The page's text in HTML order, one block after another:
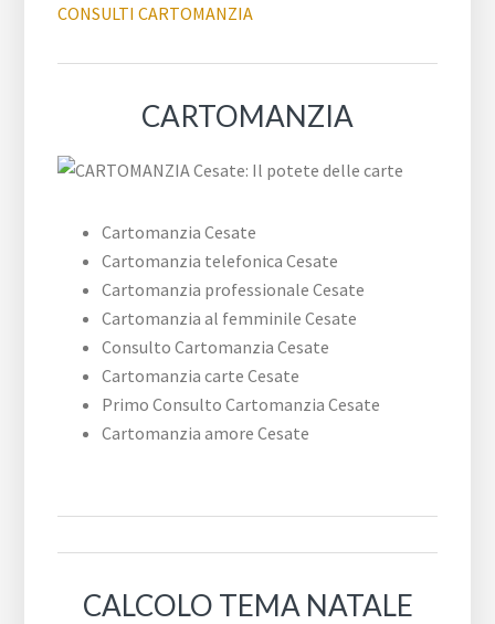
CONSULTI CARTOMANZIA
CARTOMANZIA
Cartomanzia Cesate
Cartomanzia telefonica Cesate
Cartomanzia professionale Cesate
Cartomanzia al femminile Cesate
Consulto Cartomanzia Cesate
Cartomanzia carte Cesate
Primo Consulto Cartomanzia Cesate
Cartomanzia amore Cesate
CALCOLO TEMA NATALE